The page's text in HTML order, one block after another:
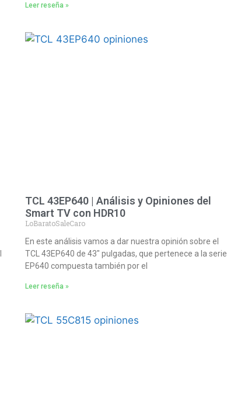
Leer reseña »
TCL 43EP640 | Análisis y Opiniones del
Smart TV con HDR10
LoBaratoSaleCaro
En este análisis vamos a dar nuestra opinión sobre el
TCL 43EP640 de 43″ pulgadas, que pertenece a la serie
EP640 compuesta también por el
Leer reseña »